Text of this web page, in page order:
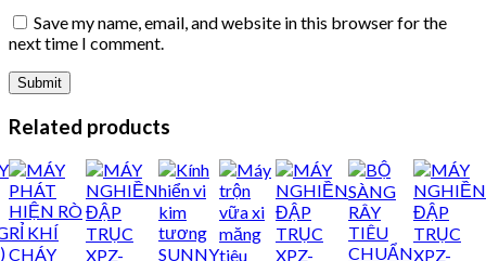
Save my name, email, and website in this browser for the
next time I comment.
Related products